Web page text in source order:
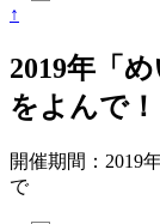
↑
2019年「
をよんで！
開催期間：2019
で